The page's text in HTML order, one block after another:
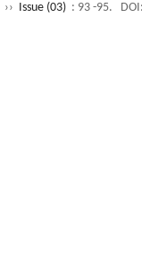
›› Issue (03) : 93 -95. DOI: